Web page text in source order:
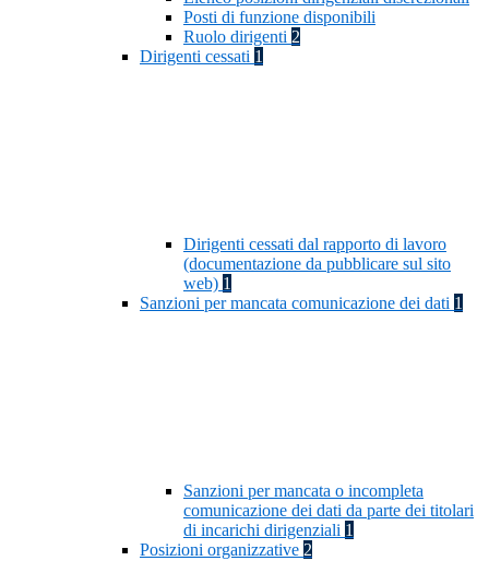
Posti di funzione disponibili
Ruolo dirigenti 2
Dirigenti cessati 1
Dirigenti cessati dal rapporto di lavoro
(documentazione da pubblicare sul sito
web) 1
Sanzioni per mancata comunicazione dei dati 1
Sanzioni per mancata o incompleta
comunicazione dei dati da parte dei titolari
di incarichi dirigenziali 1
Posizioni organizzative 2